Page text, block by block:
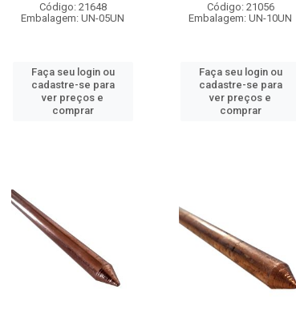
Código: 21648
Embalagem: UN-05UN
Faça seu login ou
cadastre-se para
ver preços e
comprar
Código: 21056
Embalagem: UN-10UN
Faça seu login ou
cadastre-se para
ver preços e
comprar